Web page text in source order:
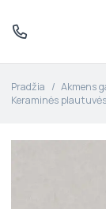
Pradžia / Akmens
Keraminės